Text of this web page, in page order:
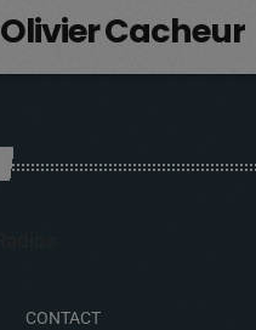
Olivier Cacheur
CONTACT